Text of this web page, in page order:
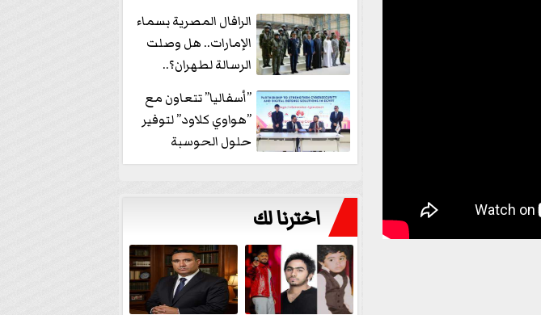
الرافال المصرية بسماء
الإمارات.. هل وصلت
الرسالة لطهران؟..
”ماعت جروب” تُجيب؟
|...
”أسفاليا” تتعاون مع
”هواوي كلاود” لتوفير
حلول الحوسبة
السحابية والأمن
اخترنا لك